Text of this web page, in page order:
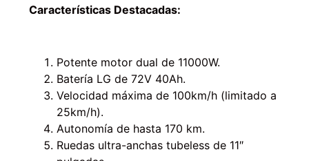
Características Destacadas:
Potente motor dual de 11000W.
Batería LG de 72V 40Ah.
Velocidad máxima de 100km/h (limitado a
25km/h).
Autonomía de hasta 170 km.
Ruedas ultra-anchas tubeless de 11″